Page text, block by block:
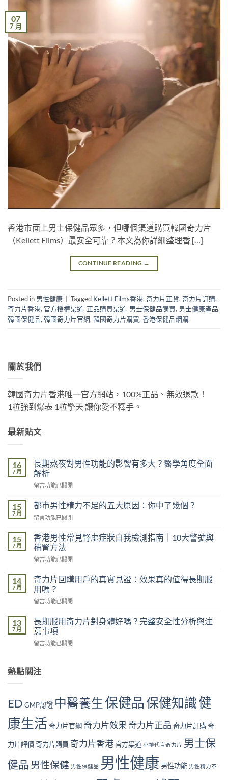
07
7 月
香港市面上男士保健品眾多，但哪個渠道購買韓國奇力片
（Kellett Films）最安全可靠？本文為你詳細整理香 […]
CONTINUE READING →
Posted in 男性健康 Tagged Kellett Films香港, 奇力片正貨, 奇力片訂購,
奇力片香港, 官方授權渠道, 正品購買渠道, 男士保健品購買, 男士健康產品,
韓國保健品, 韓國奇力片官網, 韓國奇力片購買, 香港保健品網購
關於我們
韓國奇力片香港唯一官方網站，100%正品、無效退款！
1粒強到爆表 1粒擎天 讓你愛不釋手。
最新貼文
16
7 月
長期熬夜對男性功能的影響有多大？醫學角度全面
解析
在
期
熬
夜
男
性
能
影
響
有
多
醫
學
角
面
解
留言功能已關閉
15
7 月
都市男性精力不足的五大原因：你中了幾個？
在
市
男
性
精
不
足
的
五
原
因：
中
個？〉
留言功能已關閉
15
7 月
香港男性常見腎虛症狀自我檢測指南｜10大警號與
補腎方法
在
港
男
性
常
腎
虛
症
狀
檢
｜
大
號
與
腎
留言功能已關閉
14
7 月
奇力片回購用戶的真實見證：效果真的值得長期服
用嗎？
在
力
片
回
購
的
證：
果
真
值
長
留言功能已關閉
13
7 月
長期服用奇力片對身體好嗎？完整安全性分析與注
意事項
在
服
用
片
身
體
嗎？
整
留言功能已關閉
熱點關注
ED GMP認證 中醫養生保健品保健知識健
康生活 奇力片官網 奇力片效果 奇力片正品 奇力片訂購奇
力片評價奇力片購買 奇力片香港 官方渠道 小禎代言奇力片 男士保
健品 男性保健 男性保健品 男性健康 男性功能 男性精力不